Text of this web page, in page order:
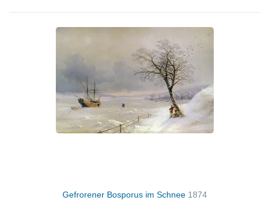
Gefrorener Bosporus im Schnee 1874